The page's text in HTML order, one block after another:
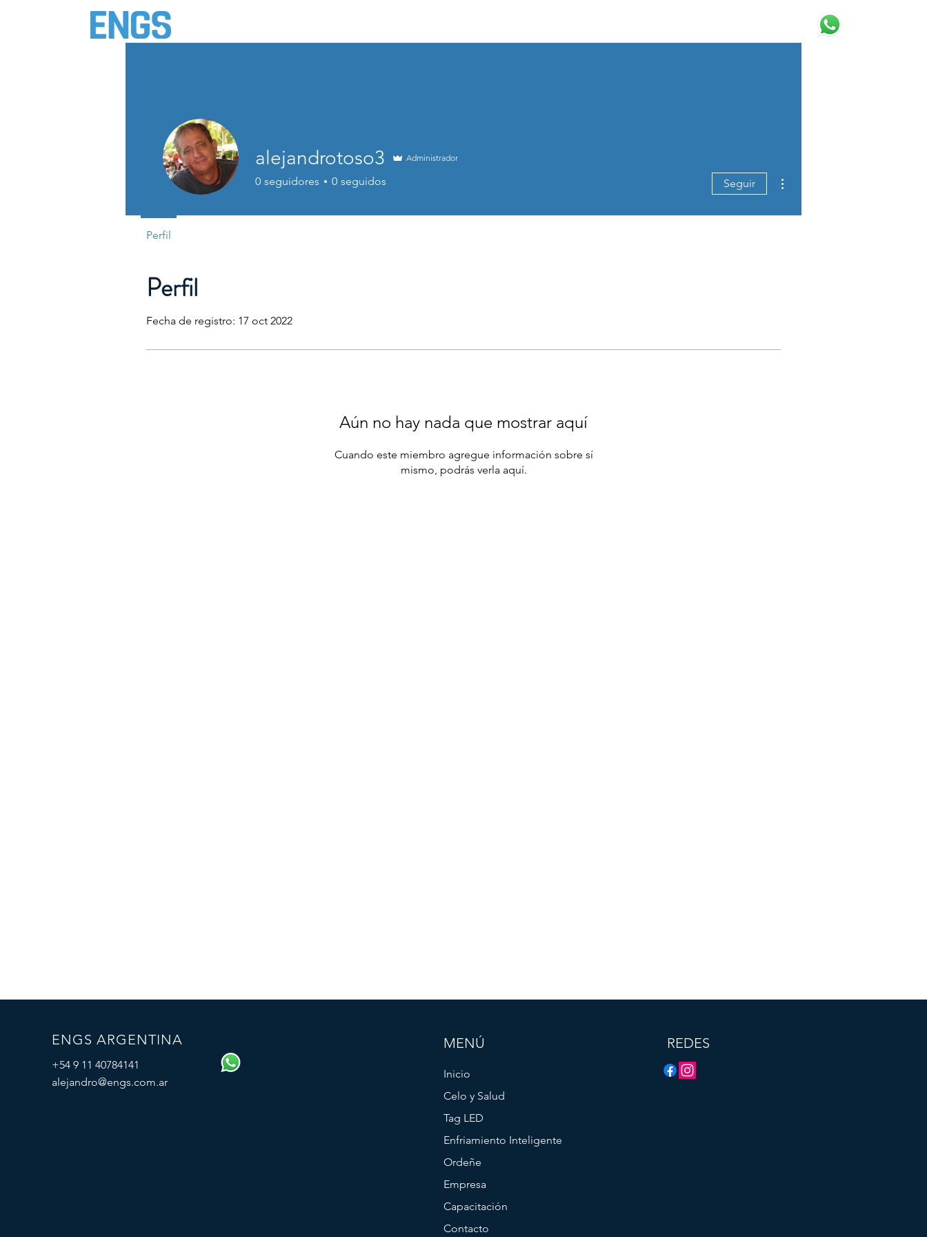
Perfil
Fecha de registro: 17 oct 2022
Aún no hay nada que mostrar aquí
Cuando este miembro agregue información sobre sí
mismo, podrás verla aquí.
alejandrotoso3 Administrador
0 seguidores 0 seguidos Seguir
Perfil
ENGS ARGENTINA
+54 9 11 40784141
alejandro@engs.com.ar
MENÚ
Inicio
Celo y Salud
Tag LED
Enfriamiento Inteligente
Ordeñe
Empresa
Capacitación
Contacto
REDES